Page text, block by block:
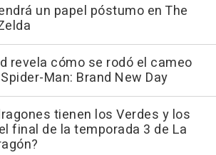
un papel póstumo en The
revela cómo se rodó el cameo
Man: Brand New Day
tienen los Verdes y los
final de la temporada 3 de La